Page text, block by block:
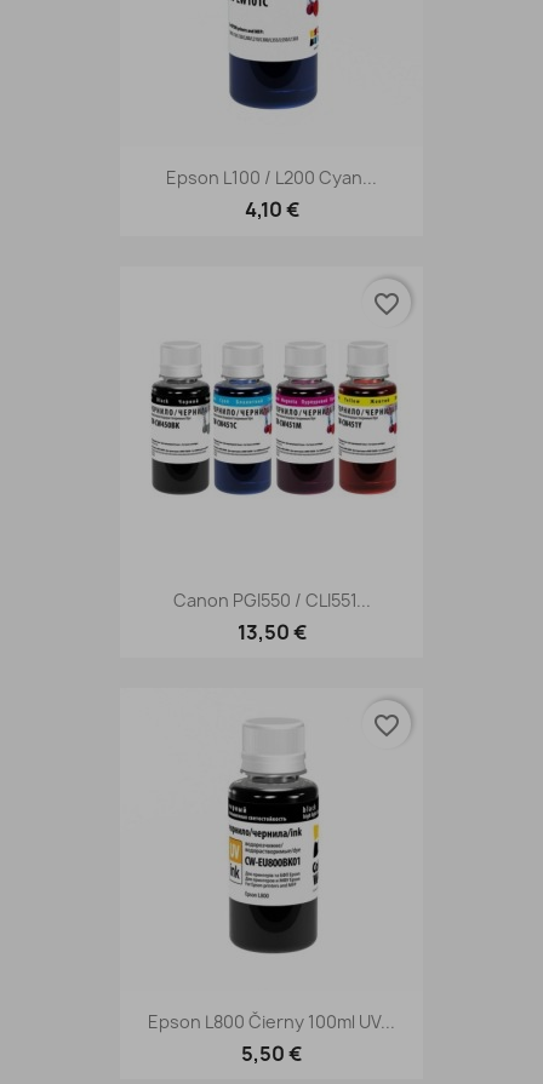
Epson L100 / L200 Cyan...
4,10 €
Canon PGI550 / CLI551...
13,50 €
favorite_border
Epson L800 Čierny 100ml UV...
5,50 €
favorite_border